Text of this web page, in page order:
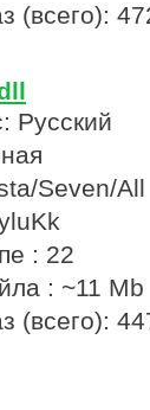
(всего):
Русский
Seven/All
: 22
: ~11 Mb
(всего):